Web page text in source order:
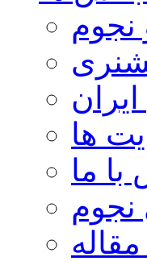
نجوم
ها
ما
نجوم